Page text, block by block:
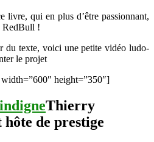
livre, qui en plus d’être passionnant,
RedBull !
du texte, voici une petite vidéo ludo-
le projet
height=”350″]
Thierry
de prestige